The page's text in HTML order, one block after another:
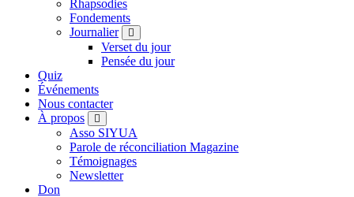
Rhapsodies
Fondements
Journalier
Verset du jour
Pensée du jour
Quiz
Événements
Nous contacter
À propos
Asso SIYUA
Parole de réconciliation Magazine
Témoignages
Newsletter
Don